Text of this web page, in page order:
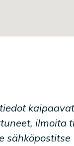
ilmoita
sähköpostitse